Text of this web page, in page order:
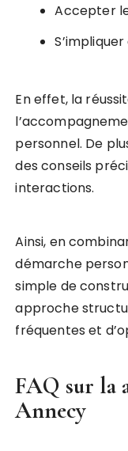
Accepter
En effet, la
personnel. De
des conseils
interactions.
Ainsi, en
démarche
simple de
approche
fréquentes et
FAQ sur la
Annecy